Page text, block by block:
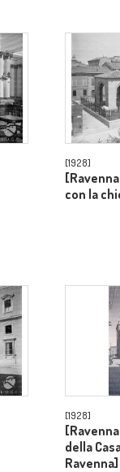
[1928]
con la
[1928]
della
Ravenna]